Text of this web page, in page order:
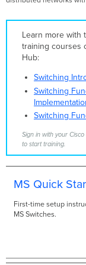
Learn more with
training courses
Hub:
Switching
Switching
Switching
Sign in with your
to start training.
MS Quick
First-time setup
MS Switches.